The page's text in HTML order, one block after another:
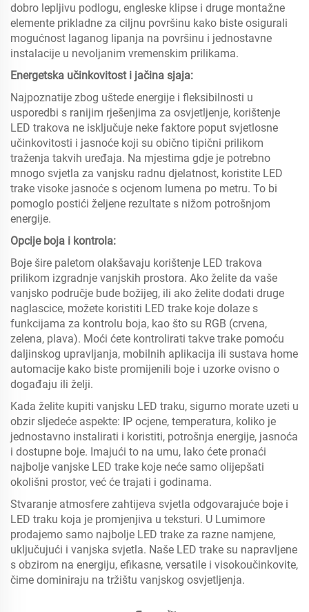
dobro lepljivu podlogu, engleske klipse i druge montažne
elemente prikladne za ciljnu površinu kako biste osigurali
mogućnost laganog lipanja na površinu i jednostavne
instalacije u nevoljanim vremenskim prilikama.
Energetska učinkovitost i jačina sjaja:
Najpoznatije zbog uštede energije i fleksibilnosti u
usporedbi s ranijim rješenjima za osvjetljenje, korištenje
LED trakova ne isključuje neke faktore poput svjetlosne
učinkovitosti i jasnoće koji su obično tipični prilikom
traženja takvih uređaja. Na mjestima gdje je potrebno
mnogo svjetla za vanjsku radnu djelatnost, koristite LED
trake visoke jasnoće s ocjenom lumena po metru. To bi
pomoglo postići željene rezultate s nižom potrošnjom
energije.
Opcije boja i kontrola:
Boje šire paletom olakšavaju korištenje LED trakova
prilikom izgradnje vanjskih prostora. Ako želite da vaše
vanjsko područje bude božijeg, ili ako želite dodati druge
naglascice, možete koristiti LED trake koje dolaze s
funkcijama za kontrolu boja, kao što su RGB (crvena,
zelena, plava). Moći ćete kontrolirati takve trake pomoću
daljinskog upravljanja, mobilnih aplikacija ili sustava home
automacije kako biste promijenili boje i uzorke ovisno o
događaju ili želji.
Kada želite kupiti vanjsku LED traku, sigurno morate uzeti u
obzir sljedeće aspekte: IP ocjene, temperatura, koliko je
jednostavno instalirati i koristiti, potrošnja energije, jasnoća
i dostupne boje. Imajući to na umu, lako ćete pronaći
najbolje vanjske LED trake koje neće samo olijepšati
okolišni prostor, već će trajati i godinama.
Stvaranje atmosfere zahtijeva svjetla odgovarajuće boje i
LED traku koja je promjenjiva u teksturi. U Lumimore
prodajemo samo najbolje LED trake za razne namjene,
uključujući i vanjska svjetla. Naše LED trake su napravljene
s obzirom na energiju, efikasne, versatile i visokoučinkovite,
čime dominiraju na tržištu vanjskog osvjetljenja.